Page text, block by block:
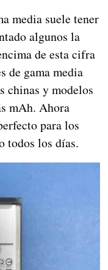
media suele tener
algunos la
de esta cifra
de gama media
chinas y modelos
mAh. Ahora
para los
todos los días.